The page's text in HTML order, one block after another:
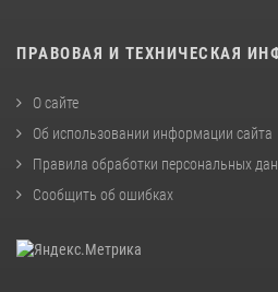
ПРАВОВАЯ И ТЕХНИЧЕСКАЯ
О сайте
Об использовании информации сайта
Правила обработки персональных
Сообщить об ошибках